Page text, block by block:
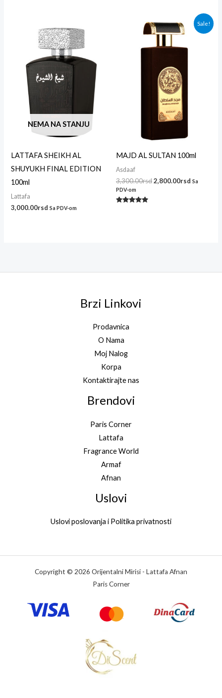
NEMA NA STANJU
LATTAFA SHEIKH AL
SHUYUKH FINAL EDITION
100ml
Lattafa
3,000.00rsd Sa PDV-om
Sale!
MAJD AL SULTAN 100ml
Asdaaf
3,300.00rsd
cena
je
bila:
2,800.00rsd
Trenutna
cena
Sa
PDV-om
Brzi Linkovi
Prodavnica
O Nama
Moj Nalog
Korpa
Kontaktirajte nas
Brendovi
Paris Corner
Lattafa
Fragrance World
Armaf
Afnan
Uslovi
Uslovi poslovanja i Politika privatnosti
Copyright © 2026 Orijentalni Mirisi - Lattafa Afnan
Paris Corner